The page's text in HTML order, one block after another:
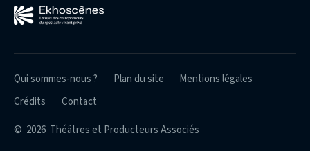
© 2026 Théâtres et Producteurs Associés
Qui sommes-nous ? Plan du site
Mentions légales
Crédits
Contact